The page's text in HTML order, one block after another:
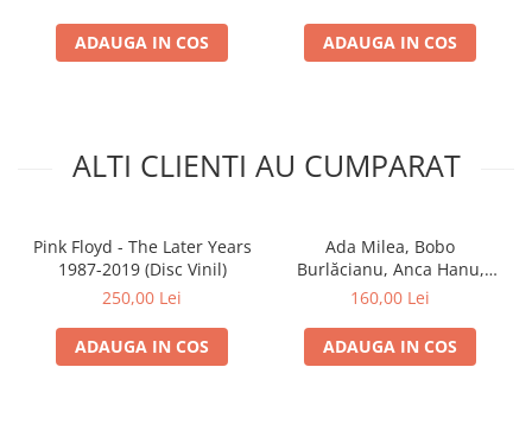
ADAUGA IN COS ADAUGA IN COS
ALTI CLIENTI AU CUMPARAT
Pink Floyd - The Later Years
1987-2019 (Disc Vinil)
250,00 Lei
ADAUGA IN COS
Ada Milea, Bobo
Burlăcianu, Anca Hanu,
Cristi Rigman - Concert În 4
160,00 Lei
ADAUGA IN COS